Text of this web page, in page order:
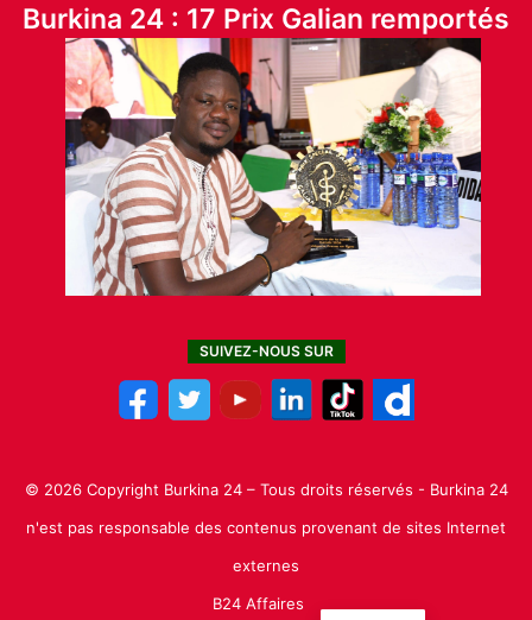
Burkina 24 : 17 Prix Galian remportés
SUIVEZ-NOUS SUR
© 2026 Copyright Burkina 24 – Tous droits réservés - Burkina 24
n'est pas responsable des contenus provenant de sites Internet
externes
B24 Affaires